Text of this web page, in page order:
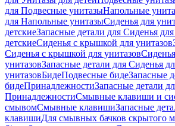
для Подвесные унитазыНапольные
для Напольные унитазыСиденья для
детскиеЗапасные детали для Сиденья для
детскиеСиденья с крышкой для унитазов
Сиденья с крышкой для унитазов
унитазовЗапасные детали для Сиденья
унитазовБидеПодвесные бидеЗапасные
бидеПринадлежностиЗапасные детали
ПринадлежностиСмывные клавиши и
смывомСмывные клавишиЗапасные
клавишиДля смывных бачков скрытого